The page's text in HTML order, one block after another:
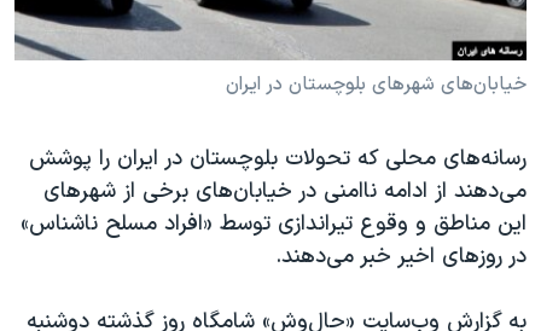
ورزش زنان در ایران
تریبونال مردمی آبان ۹۸
دادگاه حمید نوری
چهل سال گروگان‌گیری
زبانهای مختلف
خیابان‌های شهرهای بلوچستان در ایران
رسانه‌های محلی که تحولات بلوچستان در ایران را پوشش
می‌دهند از ادامه ناامنی در خیابان‌های برخی از شهرهای
این مناطق و وقوع تیراندازی توسط «افراد مسلح ناشناس»
در روزهای اخیر خبر می‌دهند.
به گزارش وب‌سایت «حال‌وش» شامگاه روز گذشته دوشنبه